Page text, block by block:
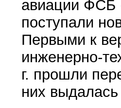
авиации ФСБ
поступали
Первыми к
инженерно-
г. прошли
них